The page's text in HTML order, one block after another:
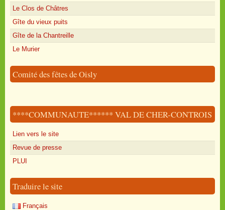
Le Clos de Châtres
Gîte du vieux puits
Gîte de la Chantreille
Le Murier
Comité des fêtes de Oisly
****COMMUNAUTE****** VAL DE CHER-CONTROIS
Lien vers le site
Revue de presse
PLUI
Traduire le site
Français